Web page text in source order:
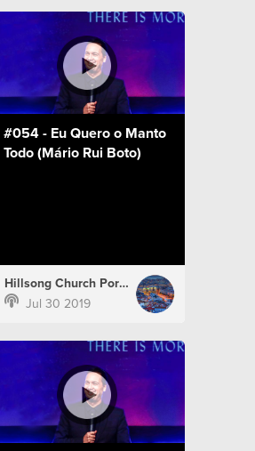
#054 - Eu Quero o Manto
Todo (Mário Rui Boto)
Hillsong Church Portugal
Jul 30 2019